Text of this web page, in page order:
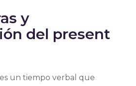
y
del present
un tiempo verbal que